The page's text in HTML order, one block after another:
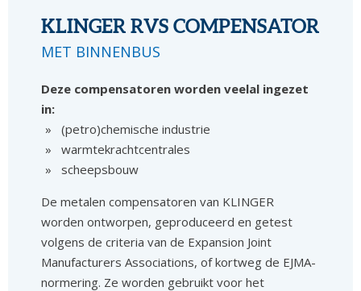
KLINGER RVS COMPENSATOR
MET BINNENBUS
Deze compensatoren worden veelal ingezet
in:
(petro)chemische industrie
warmtekrachtcentrales
scheepsbouw
De metalen compensatoren van KLINGER
worden ontworpen, geproduceerd en getest
volgens de criteria van de Expansion Joint
Manufacturers Associations, of kortweg de EJMA-
normering. Ze worden gebruikt voor het